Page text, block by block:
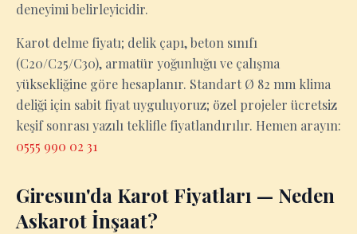
deneyimi belirleyicidir.
Karot delme fiyatı; delik çapı, beton sınıfı
(C20/C25/C30), armatür yoğunluğu ve çalışma
yüksekliğine göre hesaplanır. Standart Ø 82 mm klima
deliği için sabit fiyat uyguluyoruz; özel projeler ücretsiz
keşif sonrası yazılı teklifle fiyatlandırılır. Hemen arayın:
0555 990 02 31
Giresun'da Karot Fiyatları — Neden
Askarot İnşaat?